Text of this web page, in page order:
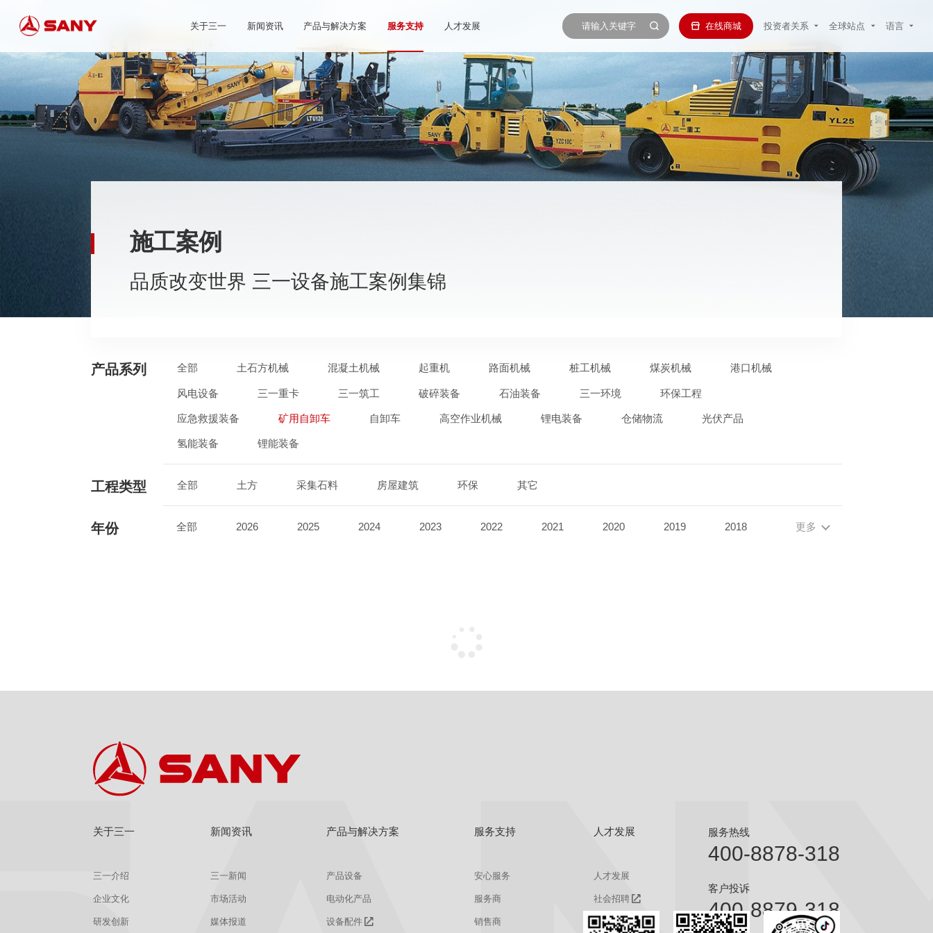
关于三一 新闻资讯 产品与解决方案 服务支持 人才发展 在线商城 投资者关系 全球站点 语言
施工案例
品质改变世界 三一设备施工案例集锦
产品系列 全部 土石方机械 混凝土机械 起重机 路面机械 桩工机械 煤炭机械 港口机械
风电设备 三一重卡 三一筑工 破碎装备 石油装备 三一环境 环保工程
应急救援装备 矿用自卸车 自卸车 高空作业机械 锂电装备 仓储物流 光伏产品
氢能装备 锂能装备
工程类型 全部 土方 采集石料 房屋建筑 环保 其它
年份 全部 2026 2025 2024 2023 2022 2021 2020 2019 2018 更多
关于三一
三一介绍
企业文化
研发创新
新闻资讯
三一新闻
市场活动
媒体报道
产品与解决方案
产品设备
电动化产品
设备配件
服务支持
安心服务
服务商
销售商
人才发展
人才发展
社会招聘
校园招聘
服务热线
400-8878-318
客户投诉
400-8879-318